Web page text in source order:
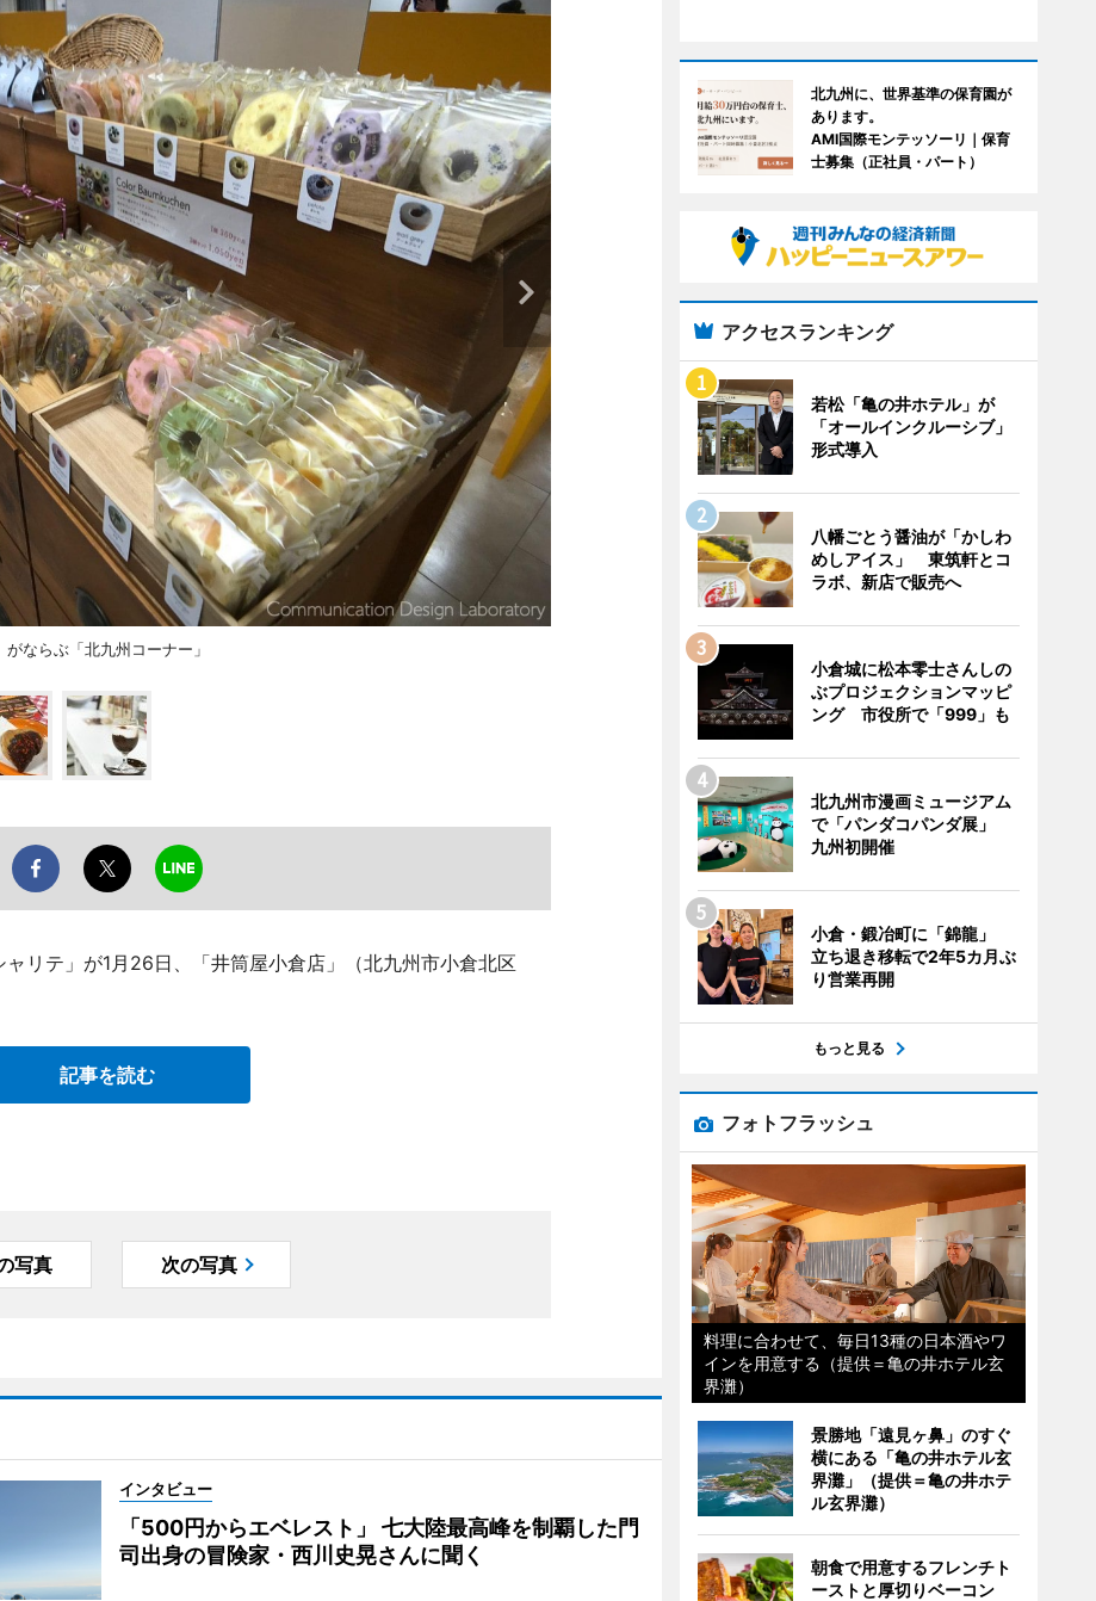
ならぶ「北九州コーナー」
リテ」が1月26日、「井筒屋小倉店」（北九州市小倉北区
記事を読む
写真 次の写真
インタビュー
「500円からエベレスト」 七大陸最高峰を制覇した門
司出身の冒険家・西川史晃さんに聞く
北九州に、世界基準の保育園が
あります。
AMI国際モンテッソーリ｜保育
士募集（正社員・パート）
アクセスランキング
若松「亀の井ホテル」が
「オールインクルーシブ」
形式導入
八幡ごとう醤油が「かしわ
めしアイス」 東筑軒とコ
ラボ、新店で販売へ
小倉城に松本零士さんしの
ぶプロジェクションマッピ
ング 市役所で「999」も
北九州市漫画ミュージアム
で「パンダコパンダ展」
九州初開催
小倉・鍛冶町に「錦龍」
立ち退き移転で2年5カ月ぶ
り営業再開
もっと見る
フォトフラッシュ
料理に合わせて、毎日13種の日本酒やワ
インを用意する（提供＝亀の井ホテル玄
界灘）
景勝地「遠見ヶ鼻」のすぐ
横にある「亀の井ホテル玄
界灘」（提供＝亀の井ホテ
ル玄界灘）
朝食で用意するフレンチト
ーストと厚切りベーコン